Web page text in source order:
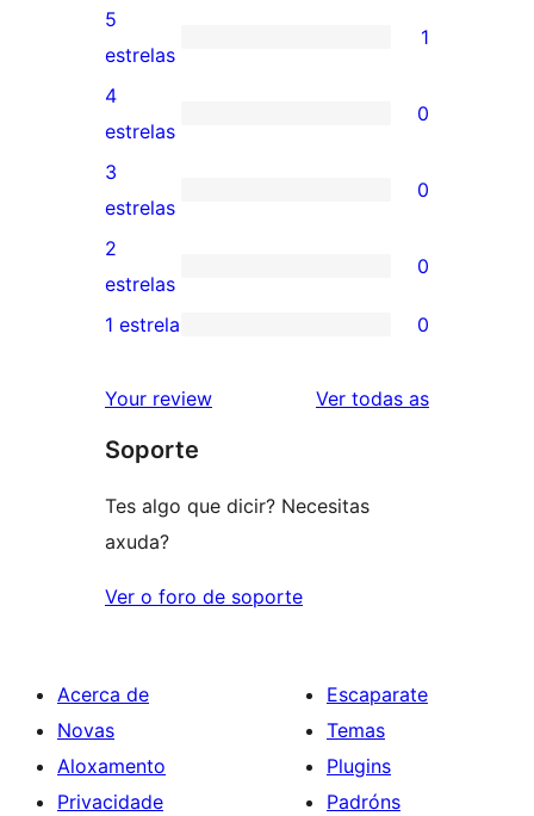
1
valoración
de
5
estrelas
5
estrelas
1
0
valoracións
de
4
estrelas
4
estrelas
0
0
valoracións
de
3
3
estrelas
0
0
valoracións
2
2
estrelas
0
de
1
1 estrela 0
Your review Ver todas asvaloracións
Soporte
Tes algo que dicir? Necesitas
axuda?
Ver o foro de soporte
Acerca de
Novas
Aloxamento
Privacidade
Escaparate
Temas
Plugins
Padróns